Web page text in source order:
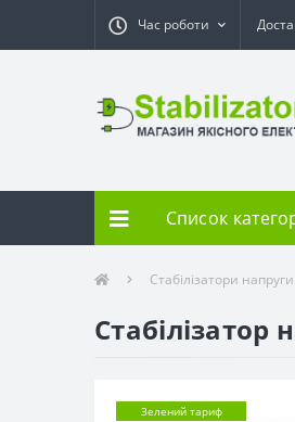
Час роботи
Список
Стабілізатори напруги
Зелений тариф